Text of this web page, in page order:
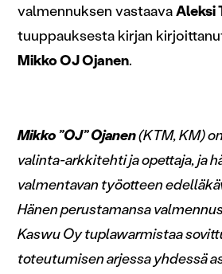
valmennuksen vastaavaAleksi
tuuppauksesta kirjan
Mikko OJ Ojanen.
Mikko ”OJ” Ojanen(KTM, KM)
valinta-arkkitehti ja opettaja, ja
valmentavan työotteen
Hänen perustamansa
Kaswu Oy tuplawarmistaa
toteutumisen arjessa yhdessä